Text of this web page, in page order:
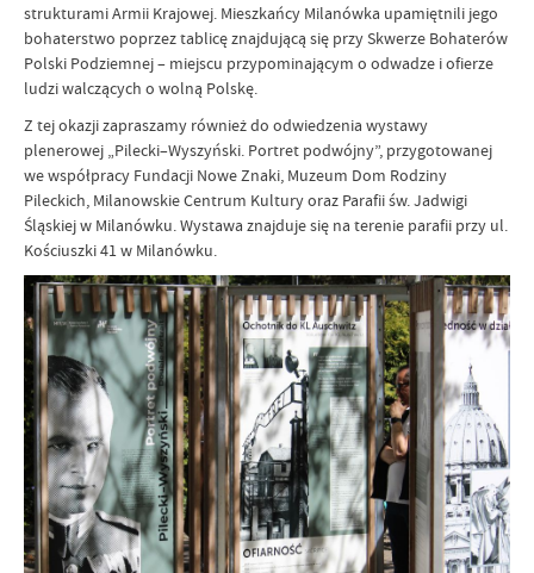
strukturami Armii Krajowej. Mieszkańcy Milanówka upamiętnili jego
bohaterstwo poprzez tablicę znajdującą się przy Skwerze Bohaterów
Polski Podziemnej – miejscu przypominającym o odwadze i ofierze
ludzi walczących o wolną Polskę.
Z tej okazji zapraszamy również do odwiedzenia wystawy
plenerowej „Pilecki–Wyszyński. Portret podwójny”, przygotowanej
we współpracy Fundacji Nowe Znaki, Muzeum Dom Rodziny
Pileckich, Milanowskie Centrum Kultury oraz Parafii św. Jadwigi
Śląskiej w Milanówku. Wystawa znajduje się na terenie parafii przy ul.
Kościuszki 41 w Milanówku.